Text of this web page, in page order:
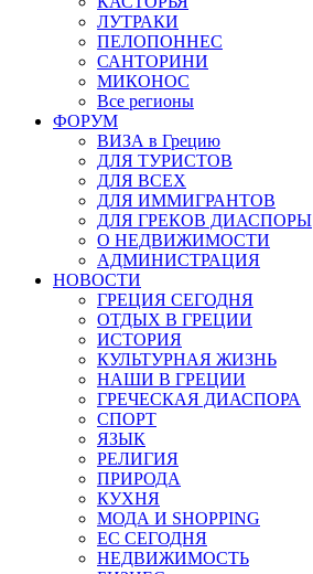
ЛУТРАКИ
ПЕЛОПОННЕС
САНТОРИНИ
МИКОНОС
Все регионы
ФОРУМ
ВИЗА в Грецию
ДЛЯ ТУРИСТОВ
ДЛЯ ВСЕХ
ДЛЯ ИММИГРАНТОВ
ДЛЯ ГРЕКОВ ДИАСПОРЫ
О НЕДВИЖИМОСТИ
АДМИНИСТРАЦИЯ
НОВОСТИ
ГРЕЦИЯ СЕГОДНЯ
ОТДЫХ В ГРЕЦИИ
ИСТОРИЯ
КУЛЬТУРНАЯ ЖИЗНЬ
НАШИ В ГРЕЦИИ
ГРЕЧЕСКАЯ ДИАСПОРА
СПОРТ
ЯЗЫК
РЕЛИГИЯ
ПРИРОДА
КУХНЯ
МОДА И SHOPPING
ЕС СЕГОДНЯ
НЕДВИЖИМОСТЬ